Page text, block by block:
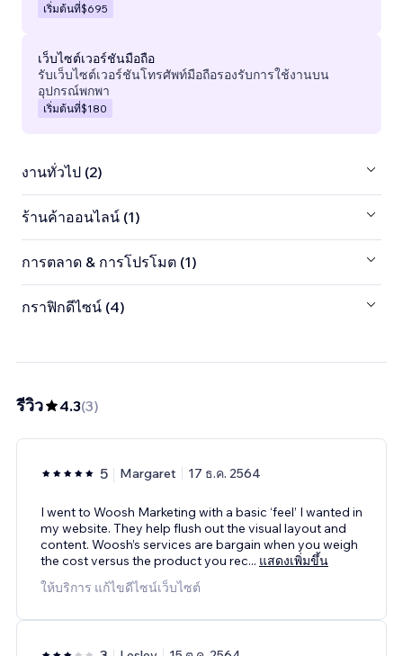
เริ่มต้นที่$695
เว็บไซต์เวอร์ชันมือถือ
รับเว็บไซต์เวอร์ชันโทรศัพท์มือถือรองรับการใช้งานบน
อุปกรณ์พกพา
เริ่มต้นที่$180
งานทั่วไป (2)
ร้านค้าออนไลน์ (1)
การตลาด & การโปรโมต (1)
กราฟิกดีไซน์ (4)
รีวิว 4.3(3)
5 Margaret 17 ธ.ค. 2564
I went to Woosh Marketing with a basic ‘feel’ I wanted in
my website. They help flush out the visual layout and
content. Woosh’s services are bargain when you weigh
the cost versus the product you rec... แสดงเพิ่มขึ้น
ให้บริการ แก้ไขดีไซน์เว็บไซต์